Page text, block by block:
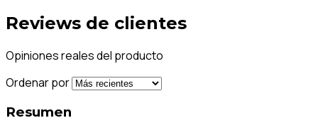
Reviews de clientes
Opiniones reales del producto
Ordenar por
Resumen